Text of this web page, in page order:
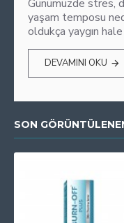
Günümüzde stres,
yaşam temposu
oldukça yaygın
DEVAMINI OKU
SON